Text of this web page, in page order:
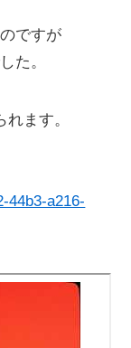
ですが
た。
ます。
44b3-a216-